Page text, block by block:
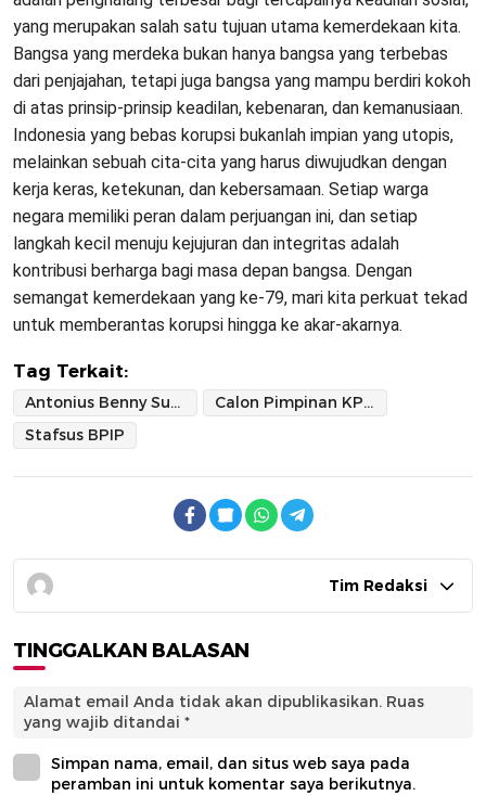
yang merupakan salah satu tujuan utama kemerdekaan kita.
Bangsa yang merdeka bukan hanya bangsa yang terbebas
dari penjajahan, tetapi juga bangsa yang mampu berdiri kokoh
di atas prinsip-prinsip keadilan, kebenaran, dan kemanusiaan.
Indonesia yang bebas korupsi bukanlah impian yang utopis,
melainkan sebuah cita-cita yang harus diwujudkan dengan
kerja keras, ketekunan, dan kebersamaan. Setiap warga
negara memiliki peran dalam perjuangan ini, dan setiap
langkah kecil menuju kejujuran dan integritas adalah
kontribusi berharga bagi masa depan bangsa. Dengan
semangat kemerdekaan yang ke-79, mari kita perkuat tekad
untuk memberantas korupsi hingga ke akar-akarnya.
Tag Terkait:
Antonius Benny Susetyo
Calon Pimpinan KPK dan Tantangan 79 Tahun Indonesia Merdeka
Stafsus BPIP
Tim Redaksi
TINGGALKAN BALASAN
Alamat email Anda tidak akan dipublikasikan. Ruas
yang wajib ditandai *
Simpan nama, email, dan situs web saya pada
peramban ini untuk komentar saya berikutnya.